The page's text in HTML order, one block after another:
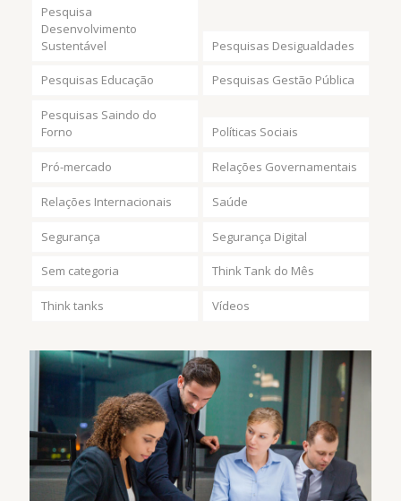
Pesquisa
Desenvolvimento
Sustentável
Pesquisas Desigualdades
Pesquisas Educação Pesquisas Gestão Pública
Pesquisas Saindo do
Forno
Políticas Sociais
Pró-mercado Relações Governamentais
Relações Internacionais Saúde
Segurança Segurança Digital
Sem categoria Think Tank do Mês
Think tanks Vídeos